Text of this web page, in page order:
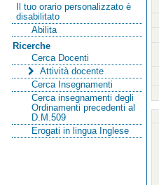
Il tuo orario personalizzato è
disabilitato
Abilita
Ricerche
Cerca Docenti
Attività docente
Cerca Insegnamenti
Cerca insegnamenti degli
Ordinamenti precedenti al
D.M.509
Erogati in lingua Inglese